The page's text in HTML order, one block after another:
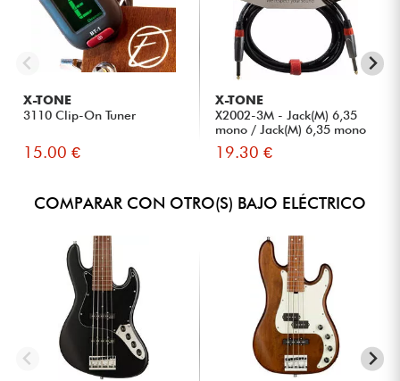
X-TONE
3110 Clip-On Tuner
15.00 €
X-TONE
X2002-3M - Jack(M) 6,35
mono / Jack(M) 6,35 mono
S...
19.30 €
COMPARAR CON OTRO(S) BAJO ELÉCTRICO